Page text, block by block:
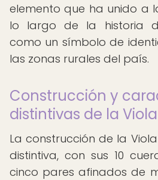
elemento que ha unido a
lo largo de la historia
como un símbolo de
las zonas rurales del país.
Construcción y
distintivas de la
La construcción de la
distintiva, con sus 10
cinco pares afinados de